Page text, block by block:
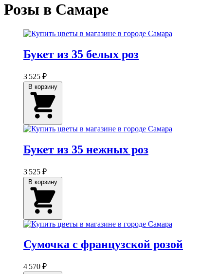
Розы в Самаре
Букет из 35 белых роз
3 525 ₽
Букет из 35 нежных роз
3 525 ₽
Сумочка с французской розой
4 570 ₽